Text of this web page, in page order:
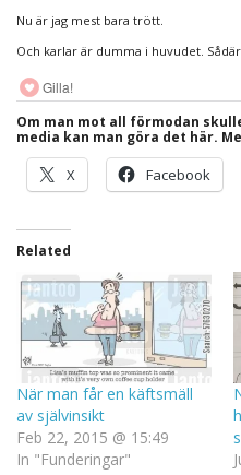
Nu är jag mest bara trött.
Och karlar är dumma i huvudet.
Gilla!
Om man mot all förmodan
media kan man göra det här.
X Facebook
Related
När man får en käftsmäll
av självinsikt
Feb 22, 2015 @ 15:49
In "Funderingar"